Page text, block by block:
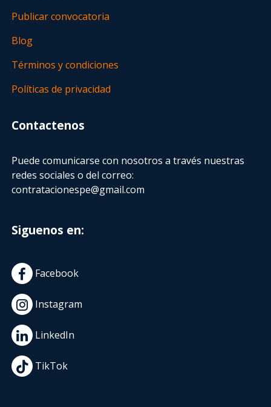
Publicar convocatoria
Blog
Términos y condiciones
Políticas de privacidad
Contactenos
Puede comunicarse con nosotros a través nuestras
redes sociales o del correo:
contratacionespe@gmail.com
Siguenos en:
Facebook
Instagram
LinkedIn
TikTok